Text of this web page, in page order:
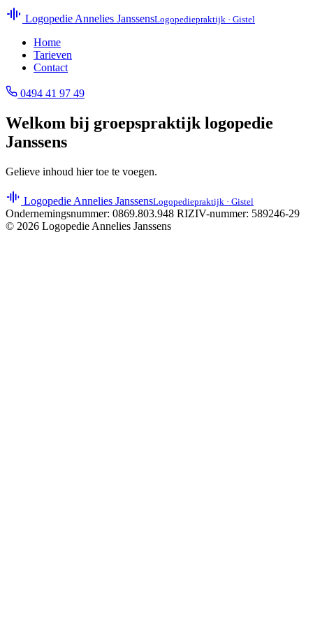
Logopedie Annelies JanssensLogopediepraktijk · Gistel
Home
Tarieven
Contact
0494 41 97 49
Welkom bij groepspraktijk logopedie
Janssens
Gelieve inhoud hier toe te voegen.
Logopedie Annelies JanssensLogopediepraktijk · Gistel
Ondernemingsnummer: 0869.803.948 RIZIV-nummer: 589246-29
© 2026 Logopedie Annelies Janssens